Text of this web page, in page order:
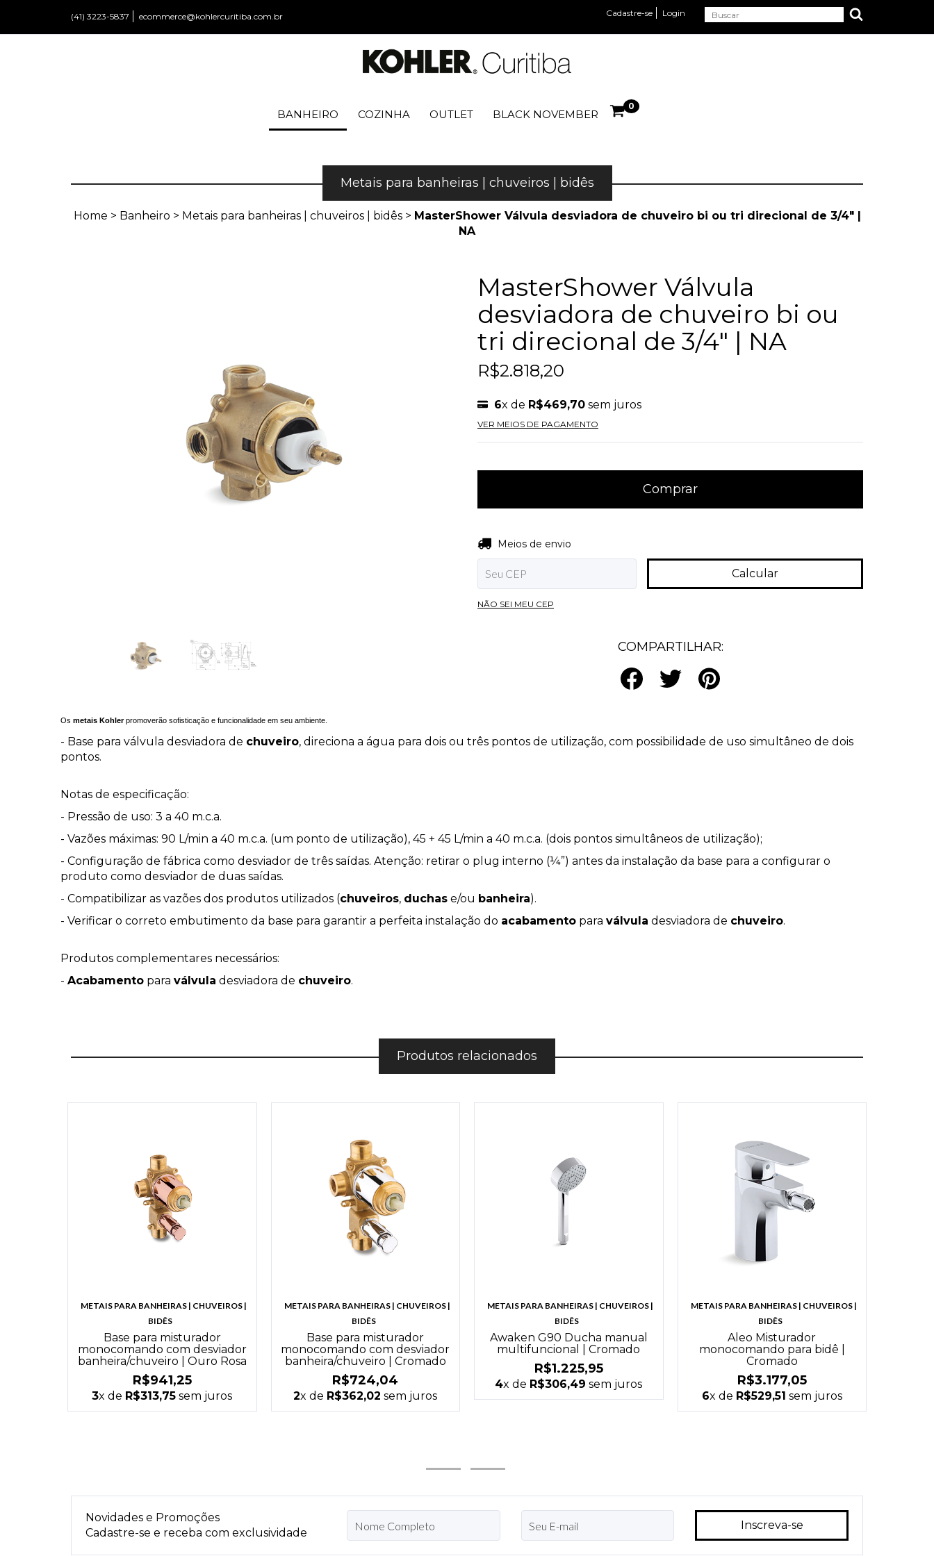
(41) 3223-5837 ecommerce@kohlercuritiba.com.br Cadastre-se Login
BANHEIRO COZINHA OUTLET BLACK NOVEMBER
0
Metais para banheiras | chuveiros | bidês
Home > Banheiro > Metais para banheiras | chuveiros | bidês > MasterShower Válvula desviadora de chuveiro bi ou tri direcional de 3/4" |
NA
MasterShower Válvula
desviadora de chuveiro bi ou
tri direcional de 3/4" | NA
R$2.818,20
6x de R$469,70 sem juros
VER MEIOS DE PAGAMENTO
Entregas para o CEP:
Meios de envio
Calcular
NÃO SEI MEU CEP
COMPARTILHAR:
Os metais Kohlerpromoverão sofisticação e funcionalidade em seu ambiente.
- Base para válvula desviadora de chuveiro, direciona a água para dois ou três pontos de utilização, com possibilidade de uso simultâneo de dois
pontos.
Notas de especificação:
- Pressão de uso: 3 a 40 m.c.a.
- Vazões máximas: 90 L/min a 40 m.c.a. (um ponto de utilização), 45 + 45 L/min a 40 m.c.a. (dois pontos simultâneos de utilização);
- Configuração de fábrica como desviador de três saídas. Atenção: retirar o plug interno (¼”) antes da instalação da base para a configurar o
produto como desviador de duas saídas.
- Compatibilizar as vazões dos produtos utilizados (chuveiros, duchas e/ou banheira).
- Verificar o correto embutimento da base para garantir a perfeita instalação do acabamento para válvula desviadora de chuveiro.
Produtos complementares necessários:
- Acabamento para válvula desviadora de chuveiro.
Produtos relacionados
METAIS PARA BANHEIRAS | CHUVEIROS |
BIDÊS
Base para misturador
monocomando com desviador
banheira/chuveiro | Ouro Rosa
R$941,25
3x de R$313,75 sem juros
METAIS PARA BANHEIRAS | CHUVEIROS |
BIDÊS
Base para misturador
monocomando com desviador
banheira/chuveiro | Cromado
R$724,04
2x de R$362,02 sem juros
METAIS PARA BANHEIRAS | CHUVEIROS |
BIDÊS
Awaken G90 Ducha manual
multifuncional | Cromado
R$1.225,95
4x de R$306,49 sem juros
METAIS PARA BANHEIRAS | CHUVEIROS |
BIDÊS
Aleo Misturador
monocomando para bidê |
Cromado
R$3.177,05
6x de R$529,51 sem juros
Novidades e Promoções
Cadastre-se e receba com exclusividade